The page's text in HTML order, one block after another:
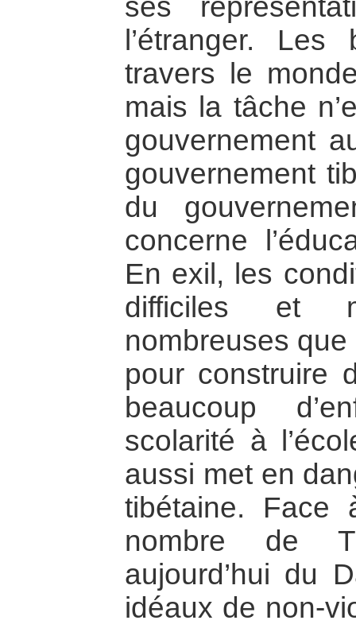
ses
l’étranger.
travers le
mais la tâche
gouvernement
gouvernement
du
concerne
En exil, les
difficiles et
nombreuses
pour construire
beaucoup
scolarité à
aussi met en
tibétaine. Face
nombre de
aujourd’hui du
idéaux de non-